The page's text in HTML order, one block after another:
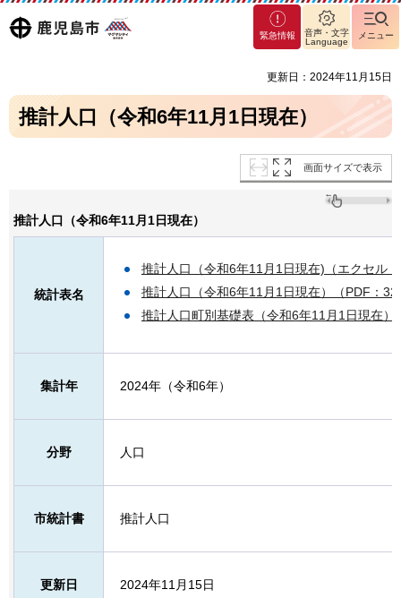
鹿児島
マグ
マシ
緊急情報
音声・文字
Language
メニュー
更新日：2024年11月15日
推計人口（令和6年11月1日現在）
画面サイズで表示
推計人口（令和6年11月1日現在）
統計表名
推計人口（令和6年11月1日現在)（エクセル
推計人口（令和6年11月1日現在）（PDF：
推計人口町別基礎表（令和6年11月1日現在）
集計年 2024年（令和6年）
分野 人口
市統計書 推計人口
更新日 2024年11月15日